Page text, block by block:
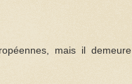
mais il demeure